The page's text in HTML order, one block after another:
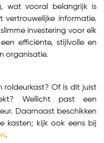
wat vooral belangrijk is
vertrouwelijke informatie.
investering voor elk
efficiënte, stijlvolle en
organisatie.
roldeurkast? Of is dit juist
Wellicht past een
Daarnaast beschikken
kasten; kijk ook eens bij
.